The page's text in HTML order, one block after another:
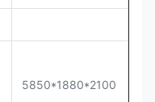
5850*1880*2100